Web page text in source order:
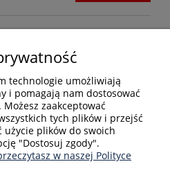
technologie umożliwiają
i pomagają nam dostosować
zaakceptować
tych plików i przejść
plików do swoich
"Dostosuj zgody".
w naszej Polityce